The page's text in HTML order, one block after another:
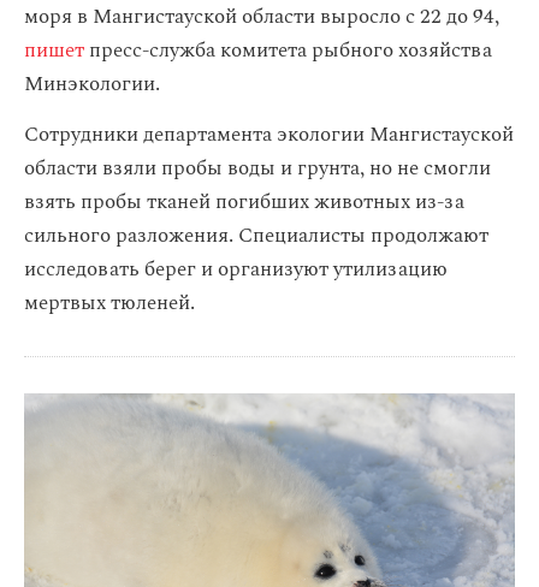
моря в Мангистауской области выросло с 22 до 94,
пишетпресс-служба комитета рыбного хозяйства
Минэкологии.
Сотрудники департамента экологии Мангистауской
области взяли пробы воды и грунта, но не смогли
взять пробы тканей погибших животных из-за
сильного разложения. Специалисты продолжают
исследовать берег и организуют утилизацию
мертвых тюленей.